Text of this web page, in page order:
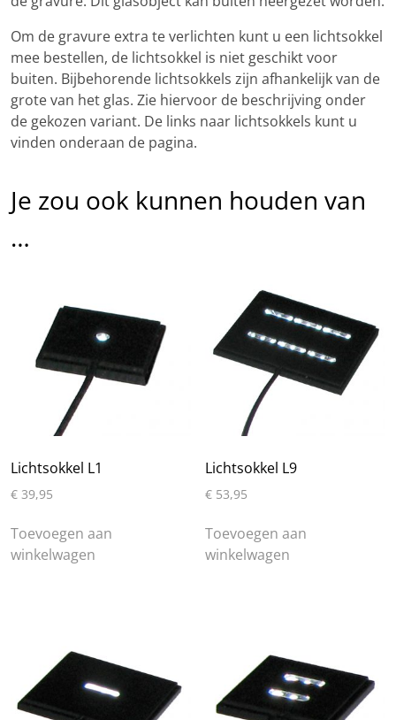
Om de gravure extra te verlichten kunt u een lichtsokkel
mee bestellen, de lichtsokkel is niet geschikt voor
buiten. Bijbehorende lichtsokkels zijn afhankelijk van de
grote van het glas. Zie hiervoor de beschrijving onder
de gekozen variant. De links naar lichtsokkels kunt u
vinden onderaan de pagina.
Je zou ook kunnen houden van
…
Lichtsokkel L1
€ 39,95
Toevoegen aan
winkelwagen
Lichtsokkel L9
€ 53,95
Toevoegen aan
winkelwagen